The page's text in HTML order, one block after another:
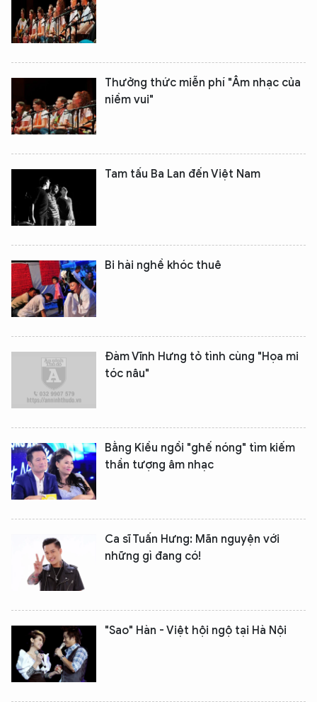
Thưởng thức miễn phí "Âm nhạc của
niềm vui"
Tam tấu Ba Lan đến Việt Nam
Bi hài nghề khóc thuê
Đàm Vĩnh Hưng tỏ tình cùng "Họa mi
tóc nâu"
Bằng Kiều ngồi "ghế nóng" tìm kiếm
thần tượng âm nhạc
Ca sĩ Tuấn Hưng: Mãn nguyện với
những gì đang có!
"Sao" Hàn - Việt hội ngộ tại Hà Nội